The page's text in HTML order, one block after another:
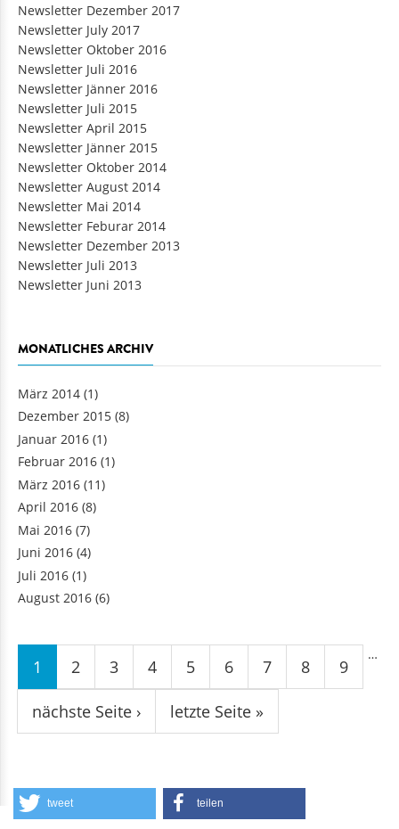
Newsletter Dezember 2017
Newsletter July 2017
Newsletter Oktober 2016
Newsletter Juli 2016
Newsletter Jänner 2016
Newsletter Juli 2015
Newsletter April 2015
Newsletter Jänner 2015
Newsletter Oktober 2014
Newsletter August 2014
Newsletter Mai 2014
Newsletter Feburar 2014
Newsletter Dezember 2013
Newsletter Juli 2013
Newsletter Juni 2013
MONATLICHES ARCHIV
März 2014 (1)
Dezember 2015 (8)
Januar 2016 (1)
Februar 2016 (1)
März 2016 (11)
April 2016 (8)
Mai 2016 (7)
Juni 2016 (4)
Juli 2016 (1)
August 2016 (6)
Seiten
1 2 3 4 5 6 7 8 9
…
nächste Seite › letzte Seite »
tweet teilen